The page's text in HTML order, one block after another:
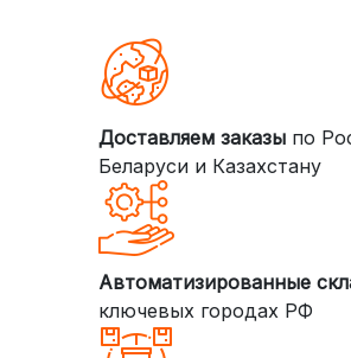
Доставляем заказыпо
Беларуси и Казахстану
Автоматизированные
ключевых городах РФ